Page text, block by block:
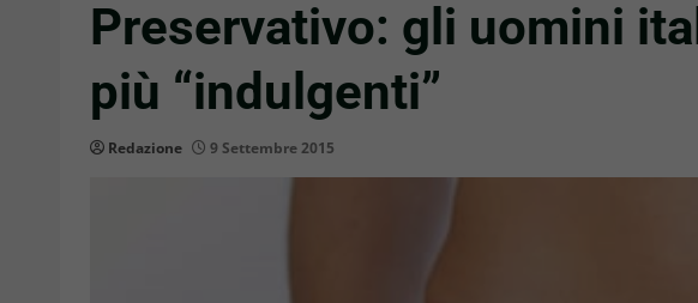
Preservativo: gli uomini
più “indulgenti”
Redazione 9 Settembre 2015